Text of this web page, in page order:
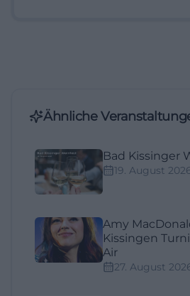
Ähnliche
Bad Kissinger
19. August
Amy
Kissingen
Air
27. August